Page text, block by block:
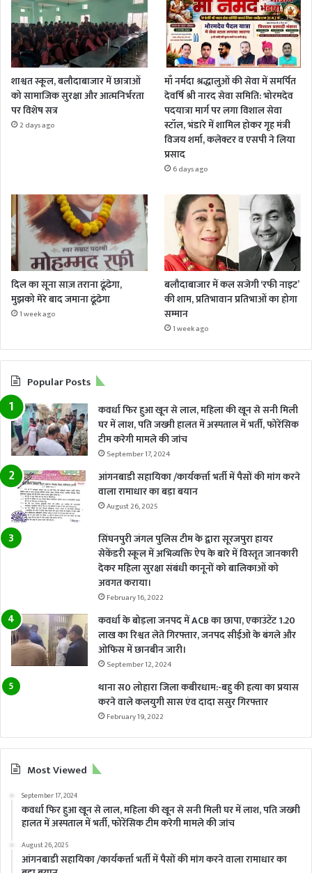
शाश्वत स्कूल, बलौदाबाजार में छात्राओं
को सामाजिक सुरक्षा और आत्मनिर्भरता
पर विशेष सत्र
2 days ago
माँ नर्मदा श्रद्धालुओं की सेवा में समर्पित
देवर्षि श्री नारद सेवा समिति: भोरमदेव
पदयात्रा मार्ग पर लगा विशाल सेवा
स्टॉल, भंडारे में शामिल होकर गृह मंत्री
विजय शर्मा, कलेक्टर व एसपी ने लिया
प्रसाद
6 days ago
दिल का सूना साज़ तराना ढूंढेगा,
मुझको मेरे बाद जमाना ढूंढेगा
1 week ago
बलौदाबाजार में कल सजेगी ‘रफी नाइट’
की शाम, प्रतिभावान प्रतिभाओं का होगा
सम्मान
1 week ago
Popular Posts
कवर्धा फिर हुआ खून से लाल, महिला की खून से सनी मिली
घर में लाश, पति जख्मी हालत में अस्पताल में भर्ती, फोरेंसिक
टीम करेगी मामले की जांच
September 17, 2024
आंगनबाडी सहायिका /कार्यकर्त्ता भर्ती में पैसों की मांग करने
वाला रामाधार का बड़ा बयान
August 26, 2025
सिंघनपुरी जंगल पुलिस टीम के द्वारा सूरजपुरा हायर
सेकेंडरी स्कूल में अभिव्यक्ति ऐप के बारे में विस्तृत जानकारी
देकर महिला सुरक्षा संबंधी कानूनों को बालिकाओं को
अवगत कराया।
February 16, 2022
कवर्धा के बोड़ला जनपद में ACB का छापा, एकाउंटेंट 1.20
लाख का रिश्वत लेते गिरफ्तार, जनपद सीईओ के बंगले और
ओफिस में छानबीन जारी।
September 12, 2024
थाना स0 लोहारा जिला कबीरधाम:-बहु की हत्या का प्रयास
करने वाले कलयुगी सास एंव दादा ससुर गिरफ्तार
February 19, 2022
Most Viewed
September 17, 2024
कवर्धा फिर हुआ खून से लाल, महिला की खून से सनी मिली घर में लाश, पति जख्मी
हालत में अस्पताल में भर्ती, फोरेंसिक टीम करेगी मामले की जांच
August 26, 2025
आंगनबाडी सहायिका /कार्यकर्त्ता भर्ती में पैसों की मांग करने वाला रामाधार का